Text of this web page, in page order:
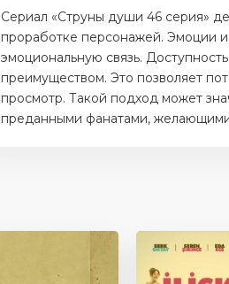
Сериал «Струны души 46 серия»
проработке персонажей. Эмоции
эмоциональную связь.
преимуществом. Это позволяет
просмотр. Такой подход может
преданными фанатами, желающими